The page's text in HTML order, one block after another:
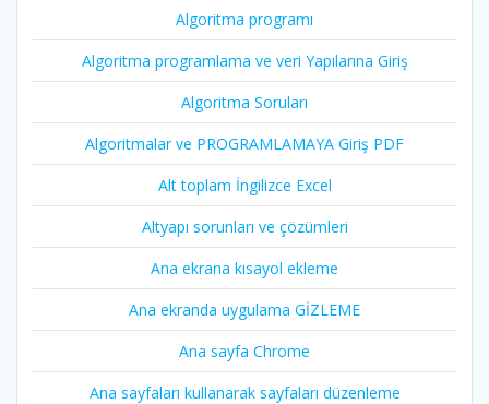
Algoritma programı
Algoritma programlama ve veri Yapılarına Giriş
Algoritma Soruları
Algoritmalar ve PROGRAMLAMAYA Giriş PDF
Alt toplam İngilizce Excel
Altyapı sorunları ve çözümleri
Ana ekrana kısayol ekleme
Ana ekranda uygulama GİZLEME
Ana sayfa Chrome
Ana sayfaları kullanarak sayfaları düzenleme